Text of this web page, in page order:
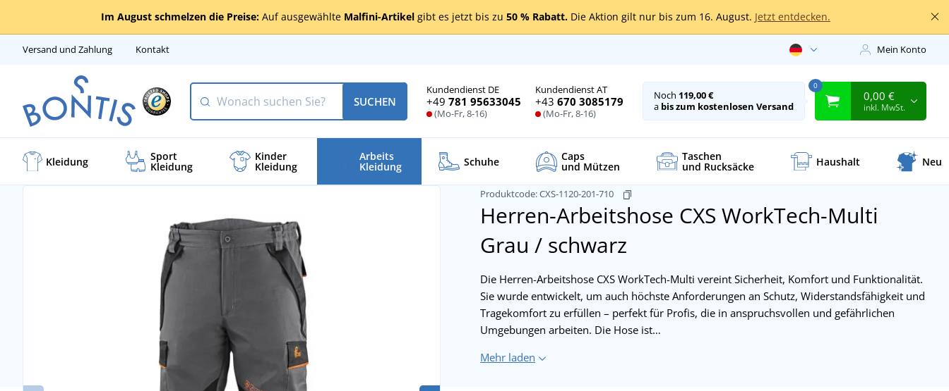
Im August schmelzen die Preise: Auf ausgewählte Malfini-Artikel gibt es jetzt bis zu 50 % Rabatt. Die Aktion gilt nur bis zum 16. August. Jetzt entdecken.
Versand und Zahlung Kontakt Mein Konto
Kundendienst DE
+49 781 95633045
(Mo-Fr, 8-16)
Kundendienst AT
+43 670 3085179
(Mo-Fr, 8-16)
SUCHEN Noch 119,00 €
a bis zum kostenlosen Versand
0
0,00 €
inkl. MwSt.
Kleidung Sport
Kleidung
Kinder
Kleidung
Arbeits
Kleidung Schuhe Caps
und Mützen
Taschen
und Rucksäcke Haushalt Neu
Produktcode:CXS-1120-201-710
Herren-Arbeitshose CXS WorkTech-Multi
Grau / schwarz
Die Herren-Arbeitshose CXS WorkTech-Multi vereint Sicherheit, Komfort und Funktionalität.
Sie wurde entwickelt, um auch höchste Anforderungen an Schutz, Widerstandsfähigkeit und
Tragekomfort zu erfüllen – perfekt für Profis, die in anspruchsvollen und gefährlichen
Umgebungen arbeiten. Die Hose ist…
Mehr laden